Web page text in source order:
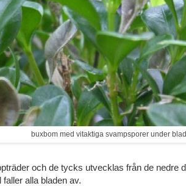
buxbom med vitaktiga svampsporer under
och de tycks utvecklas från de nedre
alla bladen av.